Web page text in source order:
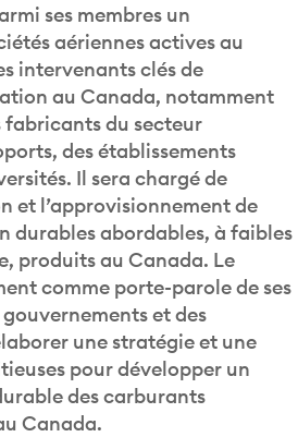
ses membres un
aériennes actives au
intervenants clés de
au Canada, notamment
fabricants du secteur
des établissements
Il sera chargé de
et l’approvisionnement de
durables abordables, à faibles
produits au Canada. Le
comme porte-parole de ses
et des
une stratégie et une
pour développer un
des carburants
Canada.